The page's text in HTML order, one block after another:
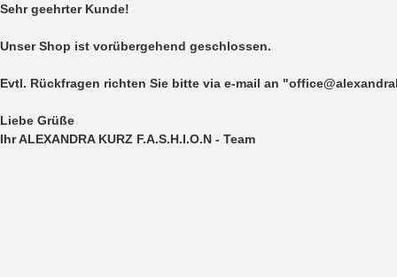
Sehr geehrter Kunde!
Unser Shop ist vorübergehend geschlossen.
Evtl. Rückfragen richten Sie bitte via e-mail an
Liebe Grüße
Ihr ALEXANDRA KURZ F.A.S.H.I.O.N - Team